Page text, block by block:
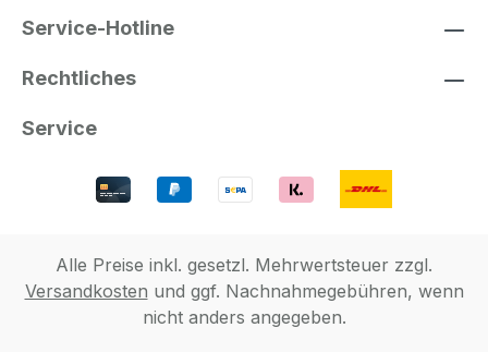
Service-Hotline
Rechtliches
Service
Alle Preise inkl. gesetzl. Mehrwertsteuer zzgl.
Versandkosten und ggf. Nachnahmegebühren, wenn
nicht anders angegeben.